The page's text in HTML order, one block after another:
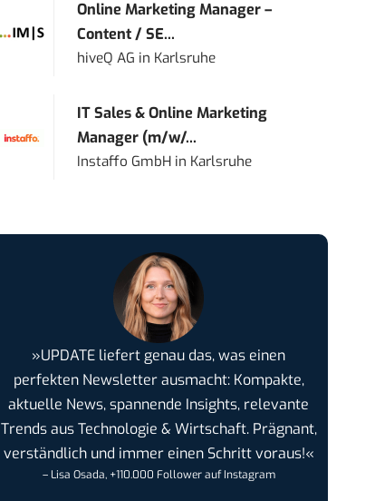
Online Marketing Manager –
Content / SE...
hiveQ AG in Karlsruhe
IT Sales & Online Marketing
Manager (m/w/...
Instaffo GmbH in Karlsruhe
»UPDATE liefert genau das, was einen
perfekten Newsletter ausmacht: Kompakte,
aktuelle News, spannende Insights, relevante
Trends aus Technologie & Wirtschaft. Prägnant,
verständlich und immer einen Schritt voraus!«
– Lisa Osada, +110.000 Follower auf Instagram